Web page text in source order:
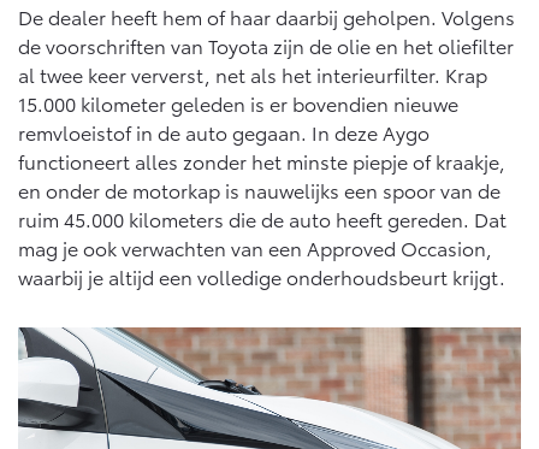
De dealer heeft hem of haar daarbij geholpen. Volgens
de voorschriften van Toyota zijn de olie en het oliefilter
al twee keer ververst, net als het interieurfilter. Krap
15.000 kilometer geleden is er bovendien nieuwe
remvloeistof in de auto gegaan. In deze Aygo
functioneert alles zonder het minste piepje of kraakje,
en onder de motorkap is nauwelijks een spoor van de
ruim 45.000 kilometers die de auto heeft gereden. Dat
mag je ook verwachten van een Approved Occasion,
waarbij je altijd een volledige onderhoudsbeurt krijgt.